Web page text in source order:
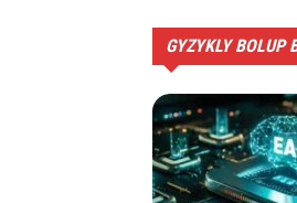
GYZYKLY BOLUP